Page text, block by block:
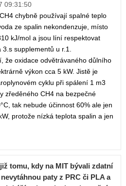
09:31:50
chybně používají spalné teplo
ze spalin nekondenzuje, místo
kJ/mol a jsou líní respektovat
3.s supplementů u r.1.
že oxidace odvětrávaného důlního
výkon cca 5 kW. Jistě je
cyklu při spálení 1 m3
zředěného CH4 na bezpečné
tak nebude účinnost 60% ale jen
protože nízká teplota spalin a jen
tomu, kdy na MIT bývali zdatní
paty z PRC či PLA a